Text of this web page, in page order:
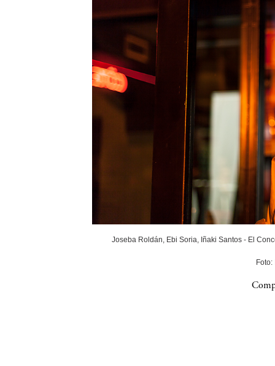
Joseba Roldán, Ebi Soria, Iñaki Santos - El